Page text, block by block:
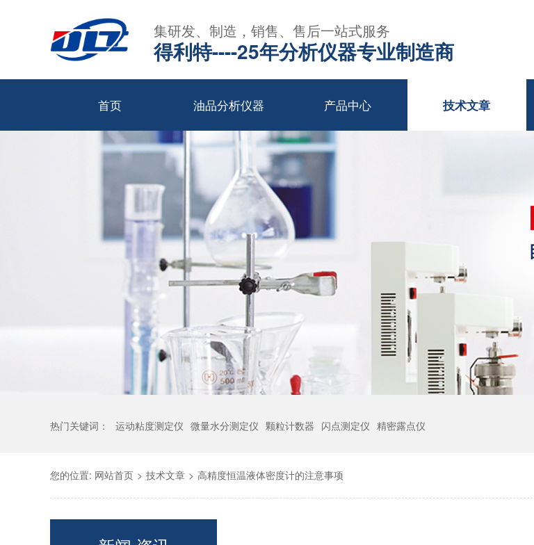
集研发、制造，销售、售后一站式服务
得利特----25年分析仪器专业制造商
首页 油品分析仪器 产品中心 技术文章
热门关键词： 运动粘度测定仪 微量水分测定仪 颗粒计数器 闪点测定仪 精密露点仪
您的位置: 网站首页 > 技术文章 > 高精度恒温液体密度计的注意事项